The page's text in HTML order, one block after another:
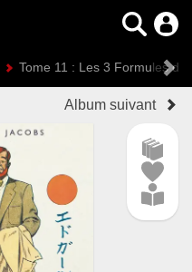
Tome 11 : Les 3 Formules
Album suivant